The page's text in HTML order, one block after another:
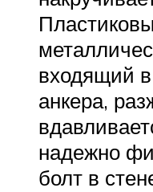
входящий
анкера,
надежно
болт в